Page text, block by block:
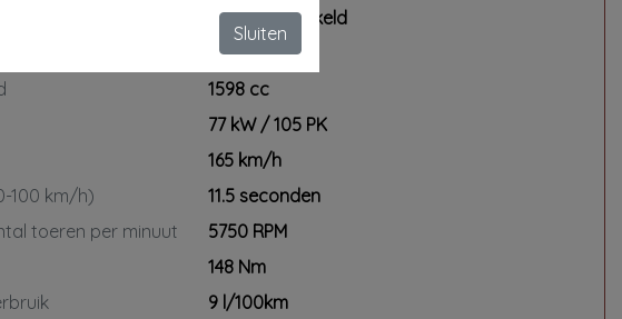
*Gratis verzekeringsvoorstel
*Gratis financieringsvoorstel
* Optioneel professionele poetsbeurt
interieur + exterieur
In combinatie met dit pakket €195,-
*Op onze servicepakketten zijn
specifieke voorwaarden van
toepassing. Vraag de verkoper naar
Handgeschakeld
1598 cc
77 kW / 105 PK
165 km/h
100 km/h)
11.5 seconden
toeren per minuut
5750 RPM
148 Nm
9 l/100km
Sluiten